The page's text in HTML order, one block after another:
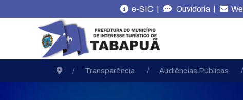
e-SIC | Ouvidoria |
Transparência Audiências Públicas